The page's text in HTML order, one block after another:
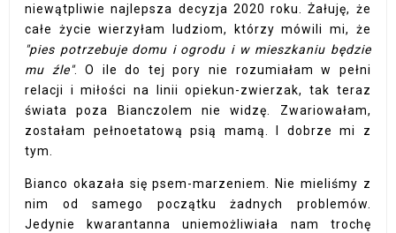
niewątpliwie najlepsza decyzja 2020 roku. Żałuję, że
całe życie wierzyłam ludziom, którzy mówili mi, że
"pies potrzebuje domu i ogrodu i w mieszkaniu będzie
mu źle". O ile do tej pory nie rozumiałam w pełni
relacji i miłości na linii opiekun-zwierzak, tak teraz
świata poza Bianczolem nie widzę. Zwariowałam,
zostałam pełnoetatową psią mamą. I dobrze mi z
tym.
Bianco okazała się psem-marzeniem. Nie mieliśmy z
nim od samego początku żadnych problemów.
Jedynie kwarantanna uniemożliwiała nam trochę